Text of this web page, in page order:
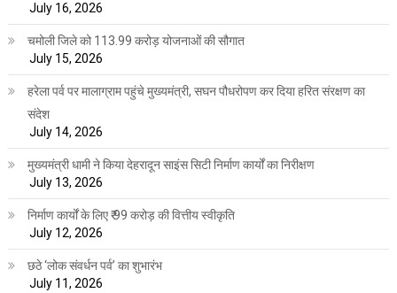
July 16, 2026
चमोली जिले को 113.99 करोड़ योजनाओं की सौगात
July 15, 2026
हरेला पर्व पर मालाग्राम पहुंचे मुख्यमंत्री, सघन पौधरोपण कर दिया हरित संरक्षण का
संदेश
July 14, 2026
मुख्यमंत्री धामी ने किया देहरादून साइंस सिटी निर्माण कार्यों का निरीक्षण
July 13, 2026
निर्माण कार्यों के लिए ₹ 99 करोड़ की वित्तीय स्वीकृति
July 12, 2026
छठे ‘लोक संवर्धन पर्व’ का शुभारंभ
July 11, 2026